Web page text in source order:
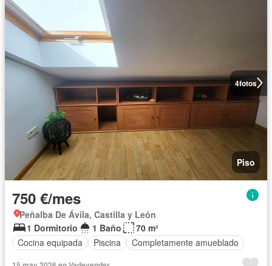
4fotos
Piso
750 €/mes
Peñalba De Ávila, Castilla y León
1 Dormitorio
1 Baño
70 m²
Cocina equipada
Piscina Completamente amueblado